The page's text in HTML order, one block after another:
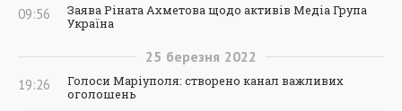
09:56
Заява Ріната Ахметова щодо активів Медіа Група
Україна
25 березня 2022
19:26
Голоси Маріуполя: створено канал важливих
оголошень